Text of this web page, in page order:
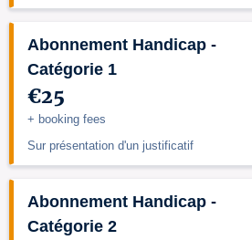
Abonnement Handicap -
Catégorie 1
€25
+ booking fees
Sur présentation d'un justificatif
Abonnement Handicap -
Catégorie 2